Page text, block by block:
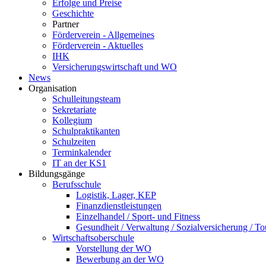
Erfolge und Preise
Geschichte
Partner
Förderverein - Allgemeines
Förderverein - Aktuelles
IHK
Versicherungswirtschaft und WO
News
Organisation
Schulleitungsteam
Sekretariate
Kollegium
Schulpraktikanten
Schulzeiten
Terminkalender
IT an der KS1
Bildungsgänge
Berufsschule
Logistik, Lager, KEP
Finanzdienstleistungen
Einzelhandel / Sport- und Fitness
Gesundheit / Verwaltung / Sozialversicherung /
Wirtschaftsoberschule
Vorstellung der WO
Bewerbung an der WO